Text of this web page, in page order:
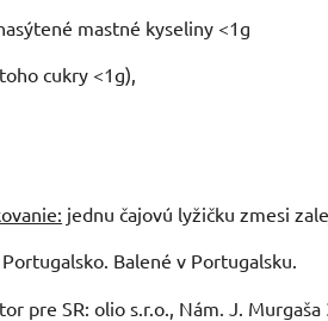
mastné kyseliny <1g
cukry <1g),
jednu čajovú lyžičku zmesi
Portugalsko. Balené v Portugalsku.
pre SR: olio s.r.o., Nám. J. Murgaša